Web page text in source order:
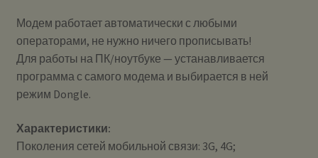
Модем работает автоматически с любыми
операторами, не нужно ничего прописывать!
Для работы на ПК/ноутбуке — устанавливается
программа с самого модема и выбирается в ней
режим Dongle.
Характеристики:
Поколения сетей мобильной связи: 3G, 4G;